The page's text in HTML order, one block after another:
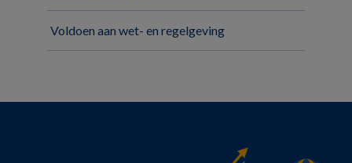
Voldoen aan wet- en regelgeving